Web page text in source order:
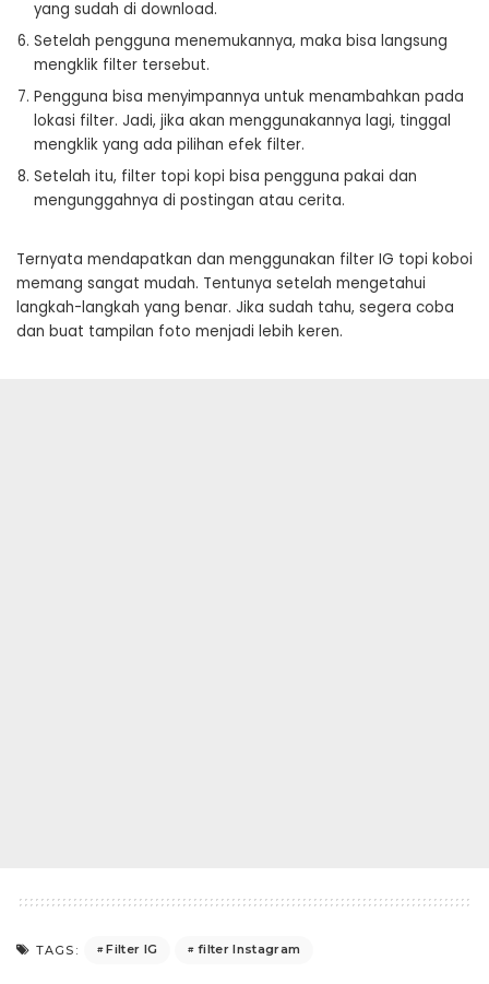
yang sudah di download.
Setelah pengguna menemukannya, maka bisa langsung
mengklik filter tersebut.
Pengguna bisa menyimpannya untuk menambahkan pada
lokasi filter. Jadi, jika akan menggunakannya lagi, tinggal
mengklik yang ada pilihan efek filter.
Setelah itu, filter topi kopi bisa pengguna pakai dan
mengunggahnya di postingan atau cerita.
Ternyata mendapatkan dan menggunakan filter IG topi koboi
memang sangat mudah. Tentunya setelah mengetahui
langkah-langkah yang benar. Jika sudah tahu, segera coba
dan buat tampilan foto menjadi lebih keren.
TAGS: Filter IG filter Instagram